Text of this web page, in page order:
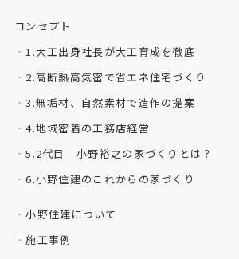
コンセプト
1.大工出身社長が大工育成を徹底
2.高断熱高気密で省エネ住宅づくり
3.無垢材、自然素材で造作の提案
4.地域密着の工務店経営
5.2代目 小野裕之の家づくりとは？
6.小野住建のこれからの家づくり
小野住建について
施工事例